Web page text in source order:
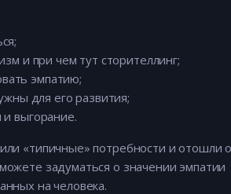
и при чем тут сторителлинг;
эмпатию;
для его развития;
выгорание.
«типичные» потребности и отошли
задуматься о значении эмпатии
на человека.